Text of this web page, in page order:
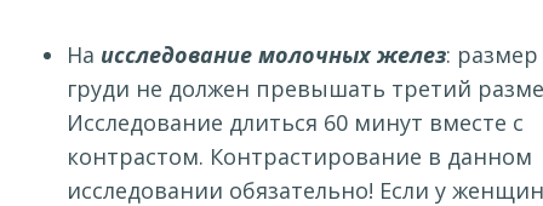
На исследование молочных желез: размер
груди не должен превышать третий
Исследование длиться 60 минут вместе с
контрастом. Контрастирование в данном
исследовании обязательно! Если у